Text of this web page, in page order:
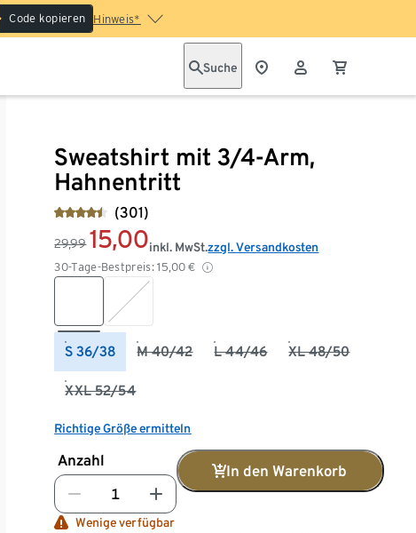
Code kopieren Hinweis*
Suche
Sweatshirt mit 3/4-Arm,
Hahnentritt
(301)
29,99 15,00
30-Tage-Bestpreis: 15,00 €
inkl. MwSt.zzgl. Versandkosten
S 36/38 M 40/42 L 44/46 XL 48/50
XXL 52/54
Richtige Größe ermitteln
Anzahl
In den Warenkorb
Wenige verfügbar